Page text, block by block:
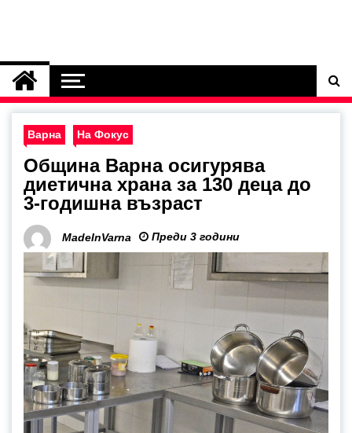
Варна На Фокус
Община Варна осигурява
диетична храна за 130 деца до
3-годишна възраст
MadeInVarna Преди 3 години